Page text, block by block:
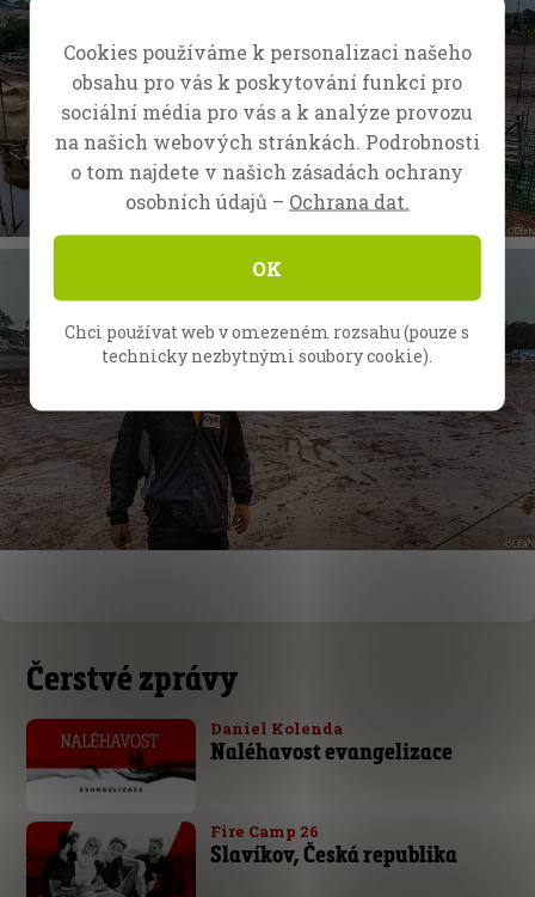
Čerstvé zprávy
Daniel Kolenda
Naléhavost evangelizace
Fire Camp 26
Slavíkov, Česká republika
Cookies používáme k personalizaci našeho
obsahu pro vás k poskytování funkcí pro
sociální média pro vás a k analýze provozu
na našich webových stránkách. Podrobnosti
o tom najdete v našich zásadách ochrany
osobních údajů – Ochrana dat.
OK
Chci používat web v omezeném rozsahu (pouze s
technicky nezbytnými soubory cookie).